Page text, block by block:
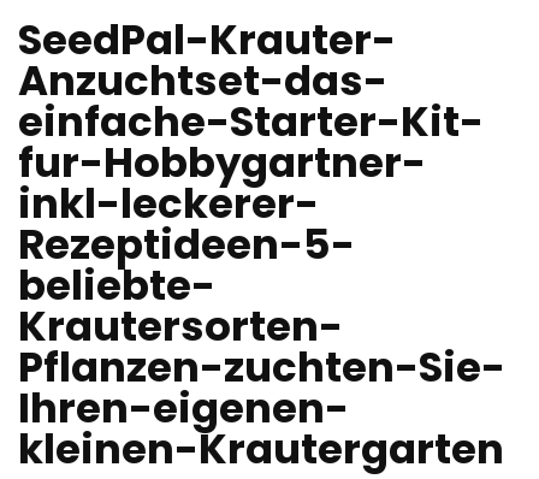
SeedPal-Krauter-
Anzuchtset-das-
einfache-Starter-Kit-
fur-Hobbygartner-
inkl-leckerer-
Rezeptideen-5-
beliebte-
Krautersorten-
Pflanzen-zuchten-Sie-
Ihren-eigenen-
kleinen-Krautergarten